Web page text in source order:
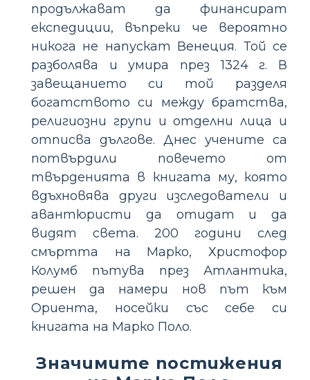
продължават да финансират
експедиции, въпреки че вероятно
никога не напускат Венеция. Той се
разболява и умира през 1324 г. В
завещанието си той разделя
богатството си между братства,
религиозни групи и отделни лица и
отписва дългове. Днес учените са
потвърдили повечето от
твърденията в книгата му, която
вдъхновява други изследователи и
авантюристи да отидат и да
видят света. 200 години след
смъртта на Марко, Христофор
Колумб пътува през Атлантика,
решен да намери нов път към
Ориента, носейки със себе си
книгата на Марко Поло.
Значимите постижения